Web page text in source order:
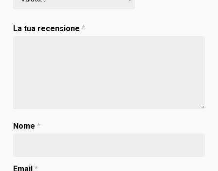
La tua recensione *
Nome *
Email *